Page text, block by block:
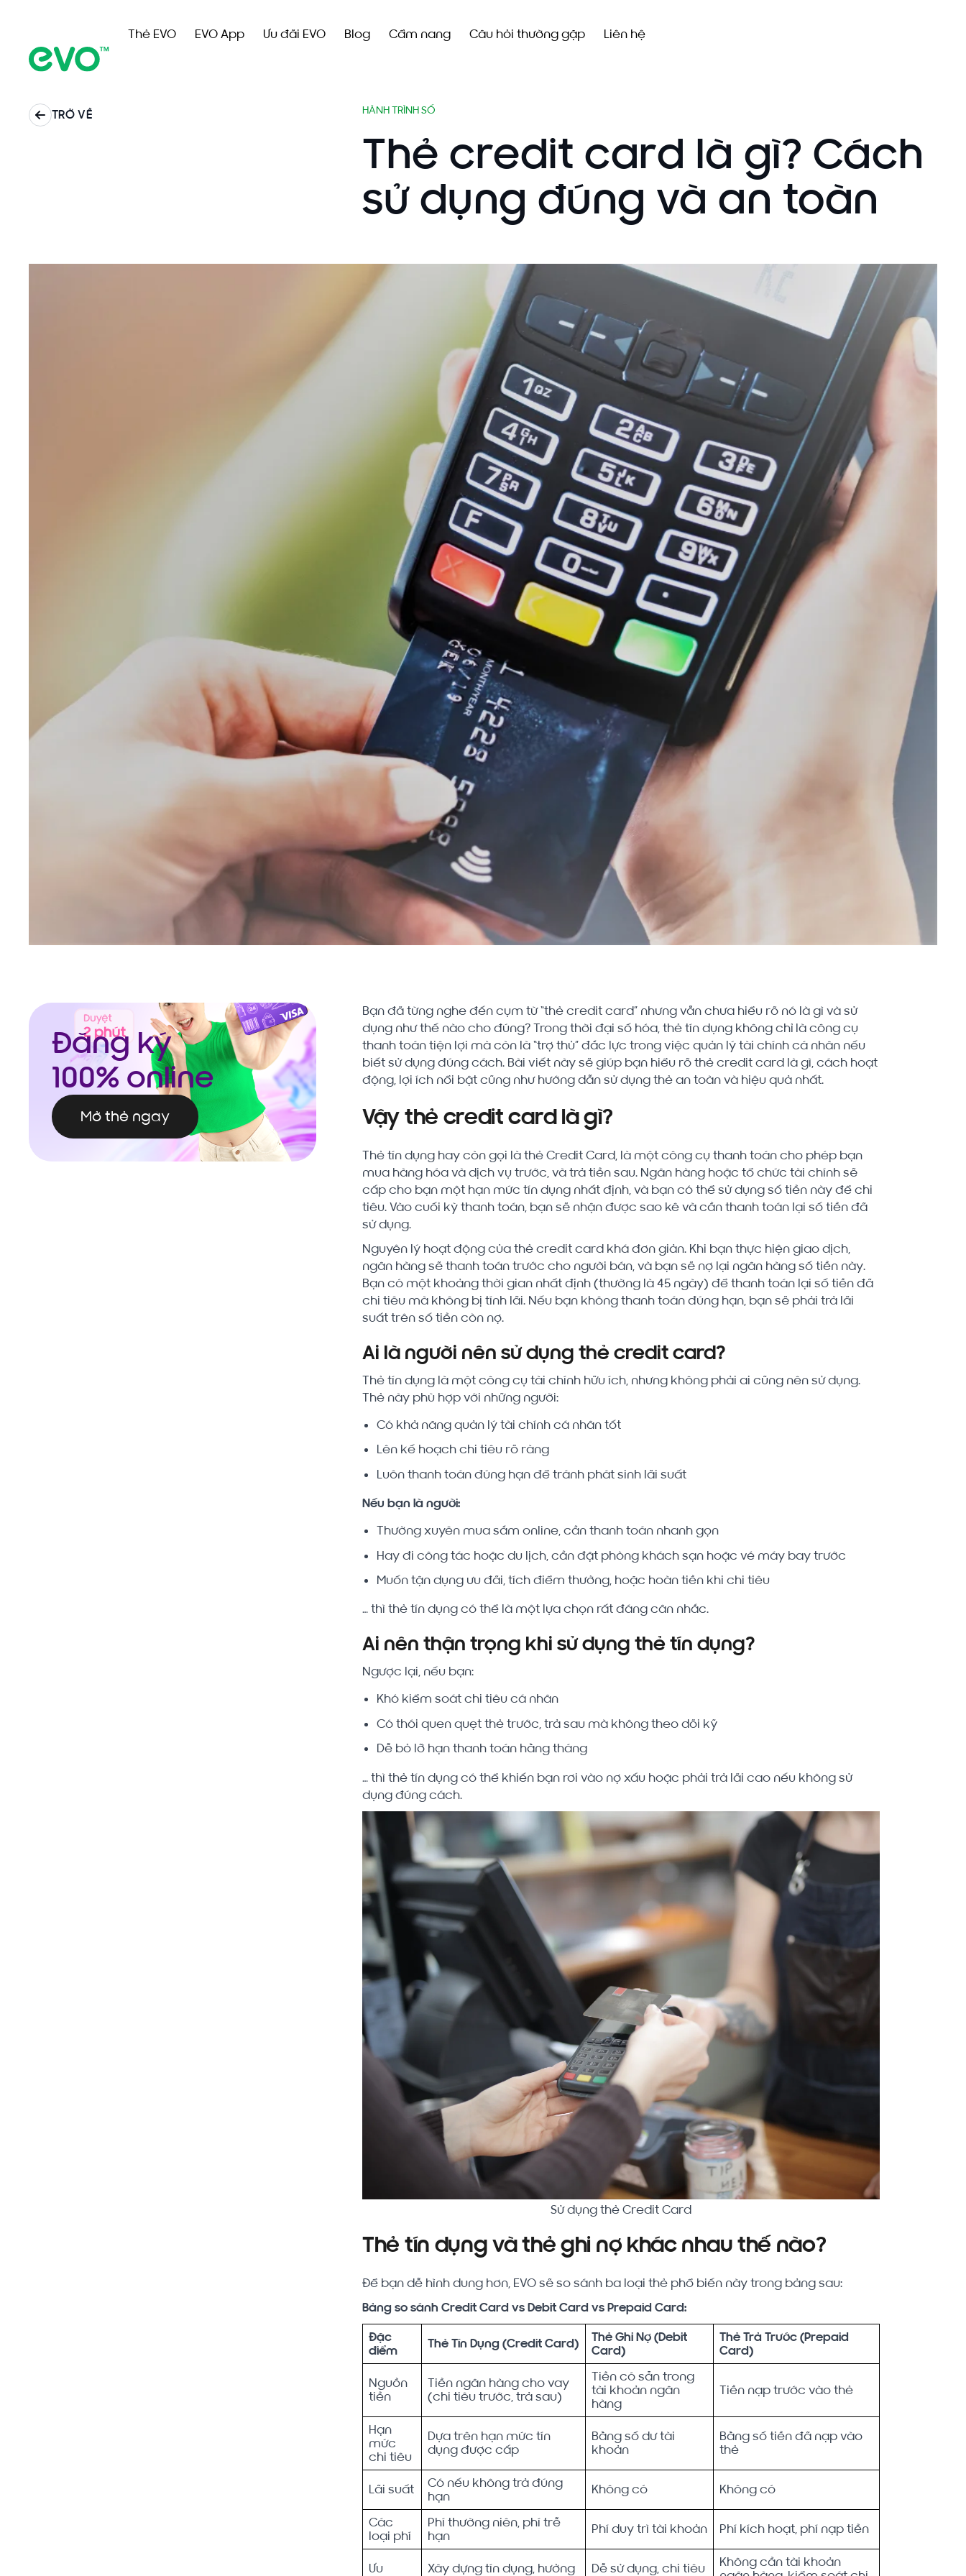
Thẻ EVO EVO App Ưu đãi EVO Blog Cẩm nang Câu hỏi thường gặp Liên hệ
TRỞ VỀ HÀNH TRÌNH SỐ
Thẻ credit card là gì? Cách
sử dụng đúng và an toàn
Đăng ký
100% online
Mở thẻ ngay
Bạn đã từng nghe đến cụm từ “thẻ credit card” nhưng vẫn chưa hiểu rõ nó là gì và sử
dụng như thế nào cho đúng? Trong thời đại số hóa, thẻ tín dụng không chỉ là công cụ
thanh toán tiện lợi mà còn là “trợ thủ” đắc lực trong việc quản lý tài chính cá nhân nếu
biết sử dụng đúng cách. Bài viết này sẽ giúp bạn hiểu rõ thẻ credit card là gì, cách hoạt
động, lợi ích nổi bật cũng như hướng dẫn sử dụng thẻ an toàn và hiệu quả nhất.
Vậy thẻ credit card là gì?
Thẻ tín dụng hay còn gọi là thẻ Credit Card, là một công cụ thanh toán cho phép bạn
mua hàng hóa và dịch vụ trước, và trả tiền sau. Ngân hàng hoặc tổ chức tài chính sẽ
cấp cho bạn một hạn mức tín dụng nhất định, và bạn có thể sử dụng số tiền này để chi
tiêu. Vào cuối kỳ thanh toán, bạn sẽ nhận được sao kê và cần thanh toán lại số tiền đã
sử dụng.
Nguyên lý hoạt động của thẻ credit card khá đơn giản. Khi bạn thực hiện giao dịch,
ngân hàng sẽ thanh toán trước cho người bán, và bạn sẽ nợ lại ngân hàng số tiền này.
Bạn có một khoảng thời gian nhất định (thường là 45 ngày) để thanh toán lại số tiền đã
chi tiêu mà không bị tính lãi. Nếu bạn không thanh toán đúng hạn, bạn sẽ phải trả lãi
suất trên số tiền còn nợ.
Ai là người nên sử dụng thẻ credit card?
Thẻ tín dụng là một công cụ tài chính hữu ích, nhưng không phải ai cũng nên sử dụng.
Thẻ này phù hợp với những người:
Có khả năng quản lý tài chính cá nhân tốt
Lên kế hoạch chi tiêu rõ ràng
Luôn thanh toán đúng hạn để tránh phát sinh lãi suất
Nếu bạn là người:
Thường xuyên mua sắm online, cần thanh toán nhanh gọn
Hay đi công tác hoặc du lịch, cần đặt phòng khách sạn hoặc vé máy bay trước
Muốn tận dụng ưu đãi, tích điểm thưởng, hoặc hoàn tiền khi chi tiêu
… thì thẻ tín dụng có thể là một lựa chọn rất đáng cân nhắc.
Ai nên thận trọng khi sử dụng thẻ tín dụng?
Ngược lại, nếu bạn:
Khó kiểm soát chi tiêu cá nhân
Có thói quen quẹt thẻ trước, trả sau mà không theo dõi kỹ
Dễ bỏ lỡ hạn thanh toán hằng tháng
… thì thẻ tín dụng có thể khiến bạn rơi vào nợ xấu hoặc phải trả lãi cao nếu không sử
dụng đúng cách.
Sử dụng thẻ Credit Card
Thẻ tín dụng và thẻ ghi nợ khác nhau thế nào?
Để bạn dễ hình dung hơn, EVO sẽ so sánh ba loại thẻ phổ biến này trong bảng sau:
Bảng so sánh Credit Card vs Debit Card vs Prepaid Card:
Đặc
điểm
Thẻ Tín Dụng (Credit Card)
Thẻ Ghi Nợ (Debit
Card)
Thẻ Trả Trước (Prepaid
Card)
Nguồn
tiền
Tiền ngân hàng cho vay
(chi tiêu trước, trả sau)
Tiền có sẵn trong
tài khoản ngân
hàng
Tiền nạp trước vào thẻ
Hạn
mức
chi tiêu
Dựa trên hạn mức tín
dụng được cấp
Bằng số dư tài
khoản
Bằng số tiền đã nạp vào
thẻ
Lãi suất
Có nếu không trả đúng
hạn
Không có Không có
Các
loại phí
Phí thường niên, phí trễ
hạn
Phí duy trì tài khoản Phí kích hoạt, phí nạp tiền
Ưu
Xây dựng tín dụng, hưởng
Dễ sử dụng, chi tiêu
Không cần tài khoản